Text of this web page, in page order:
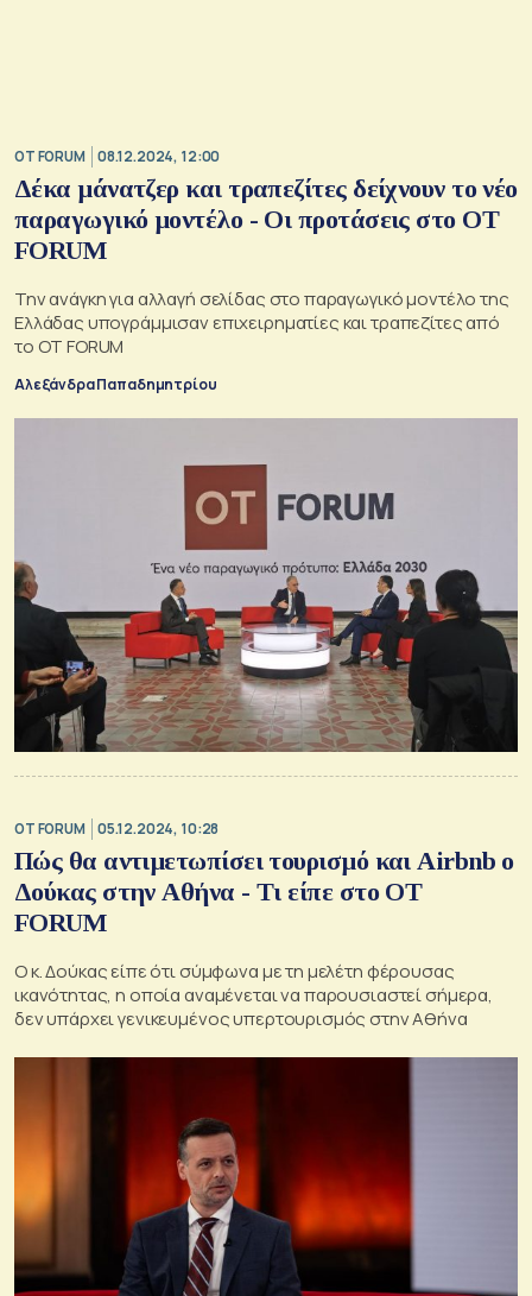
OT FORUM 08.12.2024, 12:00
Δέκα μάνατζερ και τραπεζίτες δείχνουν το νέο
παραγωγικό μοντέλο - Οι προτάσεις στο OT
FORUM
Την ανάγκη για αλλαγή σελίδας στο παραγωγικό μοντέλο της
Ελλάδας υπογράμμισαν επιχειρηματίες και τραπεζίτες από
το OT FORUΜ
Αλεξάνδρα Παπαδημητρίου
OT FORUM 05.12.2024, 10:28
Πώς θα αντιμετωπίσει τουρισμό και Airbnb ο
Δούκας στην Αθήνα - Τι είπε στο ΟΤ
FORUM
Ο κ. Δούκας είπε ότι σύμφωνα με τη μελέτη φέρουσας
ικανότητας, η οποία αναμένεται να παρουσιαστεί σήμερα,
δεν υπάρχει γενικευμένος υπερτουρισμός στην Αθήνα